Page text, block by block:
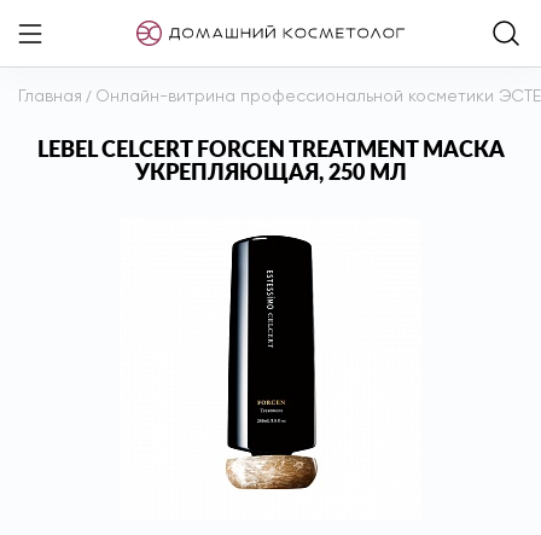
Главная / Онлайн-витрина профессиональной косметики
LEBEL CELCERT FORCEN TREATMENT МАСКА
УКРЕПЛЯЮЩАЯ, 250 МЛ